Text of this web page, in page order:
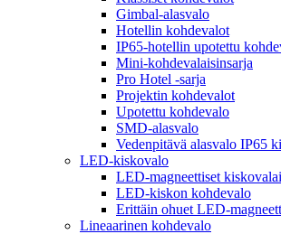
Gimbal-alasvalo
Hotellin kohdevalot
IP65-hotellin upotettu
Mini-kohdevalaisinsarja
Pro Hotel -sarja
Projektin kohdevalot
Upotettu kohdevalo
SMD-alasvalo
Vedenpitävä alasvalo IP65
LED-kiskovalo
LED-magneettiset
LED-kiskon kohdevalo
Erittäin ohuet LED-
Lineaarinen kohdevalo